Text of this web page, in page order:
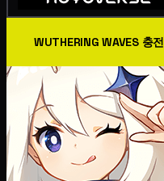
WUTHERING WAVES 충전